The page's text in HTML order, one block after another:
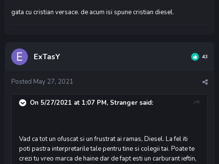
gata cu cristian versace. de acum isi spune cristian diesel.
ExTasY 43
Posted May 27, 2021
On 5/27/2021 at 1:07 PM, Strangersaid:
Vad ca tot un ofuscat si un frustrat ai ramas, Diesel. La fel iti
poti pastra interpretarile tale pentru tine si colegii tai. Poate te
crezi tu vreo marca de haine dar de fapt esti un carburant ieftin,